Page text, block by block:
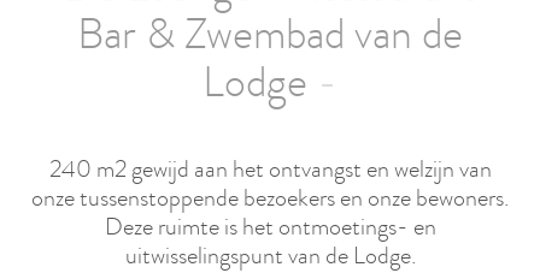
Bar & Zwembad van de
Lodge
240 m2 gewijd aan het ontvangst en welzijn van
onze tussenstoppende bezoekers en onze bewoners.
Deze ruimte is het ontmoetings- en
uitwisselingspunt van de Lodge.